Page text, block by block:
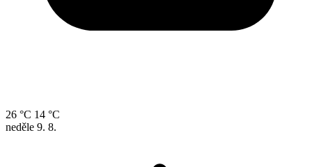
26 °C 14 °C
neděle 9. 8.